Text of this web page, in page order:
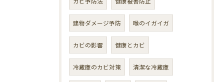
建物ダメージ予防 喉のイガイガ
カビの影響 健康とカビ
冷蔵庫のカビ対策 清潔な冷蔵庫